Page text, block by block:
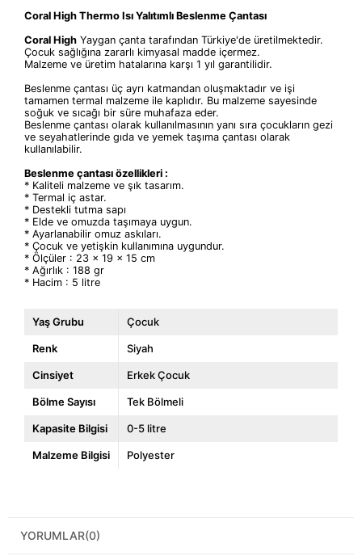
Coral High Thermo Isı Yalıtımlı Beslenme Çantası
Coral High Yaygan çanta tarafından Türkiye'de üretilmektedir.
Çocuk sağlığına zararlı kimyasal madde içermez.
Malzeme ve üretim hatalarına karşı 1 yıl garantilidir.
Beslenme çantası üç ayrı katmandan oluşmaktadır ve işi
tamamen termal malzeme ile kaplıdır. Bu malzeme sayesinde
soğuk ve sıcağı bir süre muhafaza eder.
Beslenme çantası olarak kullanılmasının yanı sıra çocukların gezi
ve seyahatlerinde gıda ve yemek taşıma çantası olarak
kullanılabilir.
Beslenme çantası özellikleri :
* Kaliteli malzeme ve şık tasarım.
* Termal iç astar.
* Destekli tutma sapı
* Elde ve omuzda taşımaya uygun.
* Ayarlanabilir omuz askıları.
* Çocuk ve yetişkin kullanımına uygundur.
* Ölçüler : 23 x 19 x 15 cm
* Ağırlık : 188 gr
* Hacim : 5 litre
Yaş Grubu Çocuk
Renk Siyah
Cinsiyet Erkek Çocuk
Bölme Sayısı Tek Bölmeli
Kapasite Bilgisi 0-5 litre
Malzeme Bilgisi Polyester
YORUMLAR(0)